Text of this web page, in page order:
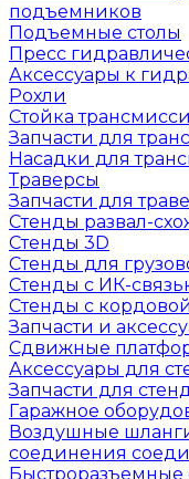
подъемников
Подъемные столы
Пресс
Аксессуары к
Рохли
Стойка
Запчасти для
Насадки для
Траверсы
Запчасти для
Стенды развал-
Стенды 3D
Стенды для
Стенды с ИК-
Стенды с
Запчасти и
Сдвижные
Аксессуары для
Запчасти для
Гаражное
Воздушные
соединения